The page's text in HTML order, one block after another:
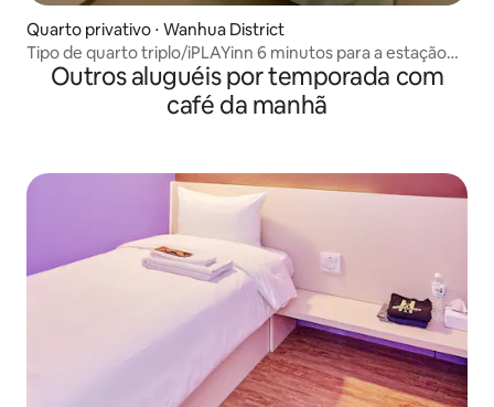
Quarto privativo ⋅ Wanhua District
Tipo de quarto triplo/iPLAYinn 6 minutos para a estação
MRT Ximen. Localização conveniente de transporte
Outros aluguéis por temporada com
café da manhã